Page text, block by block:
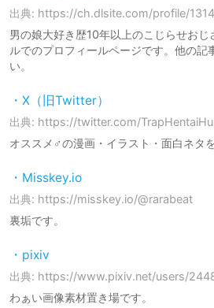
出典: https://ch.dlsite.com/profile/
男の娘大好き歴10年以上のこじらせお
ルでのプロフィールページです。他の記
い。
・X（旧Twitter）
出典: https://twitter.com/
オススメ♂の漫画・イラスト・面白ネタ
・Misskey.io
出典: https://misskey.io/@rarabeat
裏垢です。
・pixiv
出典: https://www.pixiv.net/users/
わぁい画像素材置き場です。